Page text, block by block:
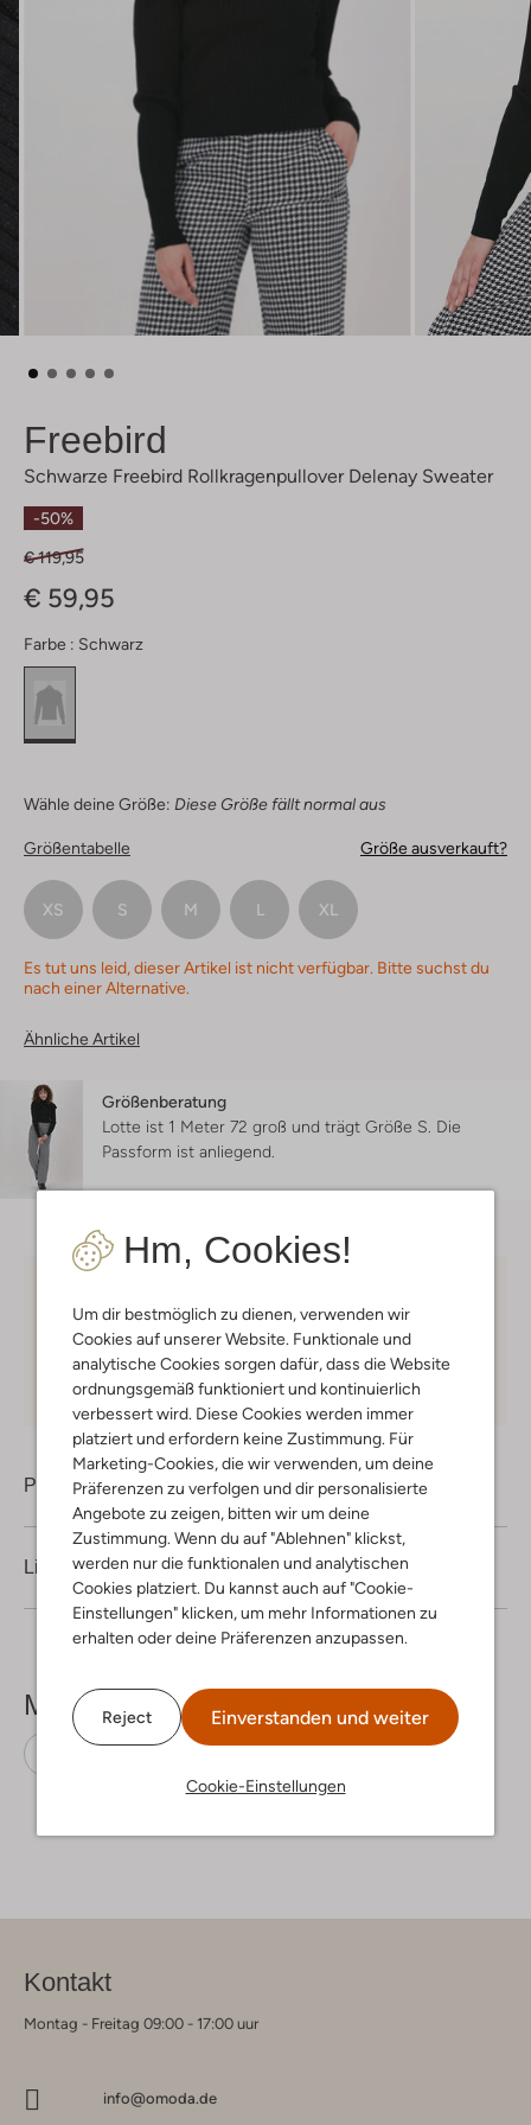
Hm, Cookies!
Um dir bestmöglich zu dienen, verwenden wir
Cookies auf unserer Website. Funktionale und
analytische Cookies sorgen dafür, dass die Website
ordnungsgemäß funktioniert und kontinuierlich
verbessert wird. Diese Cookies werden immer
platziert und erfordern keine Zustimmung. Für
Marketing-Cookies, die wir verwenden, um deine
Präferenzen zu verfolgen und dir personalisierte
Angebote zu zeigen, bitten wir um deine
Zustimmung. Wenn du auf "Ablehnen" klickst,
werden nur die funktionalen und analytischen
Cookies platziert. Du kannst auch auf "Cookie-
Einstellungen" klicken, um mehr Informationen zu
erhalten oder deine Präferenzen anzupassen.
Reject Einverstanden und weiter
Cookie-Einstellungen
Freebird
Schwarze Freebird Rollkragenpullover Delenay Sweater
-50%
€ 119,95
€ 59,95
Farbe : Schwarz
Wähle deine Größe: Diese Größe fällt normal aus
Größentabelle Größe ausverkauft?
XS S M L XL
Es tut uns leid, dieser Artikel ist nicht verfügbar. Bitte suchst du
nach einer Alternative.
Ähnliche Artikel
Größenberatung
Lotte ist 1 Meter 72 groß und trägt Größe S. Die
Passform ist anliegend
Mitglieder in Deutschland
Kauf auf Rechnung 30 TagenRückgaberecht
Produktinformation
Lieferung & Rückgabe
Mehr sehen
Kontakt
Montag - Freitag 09:00 - 17:00 uur
info@omoda.de